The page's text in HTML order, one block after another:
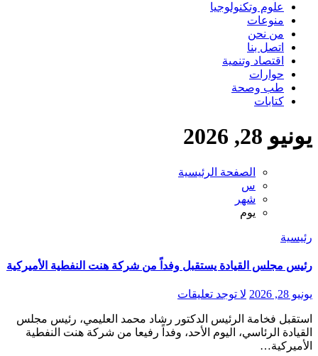
علوم وتكنولوجيا
منوعات
من نحن
اتصل بنا
اقتصاد وتنمية
حوارات
طب وصحة
كتابات
يونيو 28, 2026
الصفحة الرئيسية
س
شهر
يوم
رئيسية
رئيس مجلس القيادة يستقبل وفداً من شركة هنت النفطية الأميركية
يونيو 28, 2026 لا توجد تعليقات
القيادة الرئاسي، اليوم الأحد، وفداً رفيعا من شركة هنت النفطية
الأميركية…